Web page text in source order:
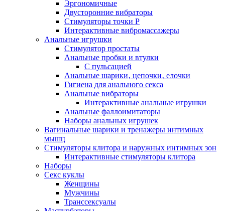
Эргономичные
Двусторонние вибраторы
Стимуляторы точки P
Интерактивные вибромассажеры
Анальные игрушки
Стимулятор простаты
Анальные пробки и втулки
С пульсацией
Анальные шарики‚ цепочки‚ елочки
Гигиена для анального секса
Анальные вибраторы
Интерактивные анальные игрушки
Анальные фаллоимитаторы
Наборы анальных игрушек
Вагинальные шарики и тренажеры интимных
мышц
Стимуляторы клитора и наружных интимных зон
Интерактивные стимуляторы клитора
Наборы
Секс куклы
Женщины
Мужчины
Транссексуалы